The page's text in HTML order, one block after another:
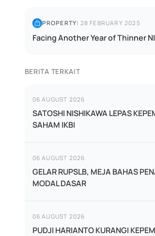
PROPERTY| 28 FEBRUARY 2025
Facing Another Year of Thinner
BERITA TERKAIT
06 AUGUST 2026
SATOSHI NISHIKAWA LEPAS
SAHAM IKBI
06 AUGUST 2026
GELAR RUPSLB, MEJA BAHAS
MODAL DASAR
06 AUGUST 2026
PUDJI HARIANTO KURANGI